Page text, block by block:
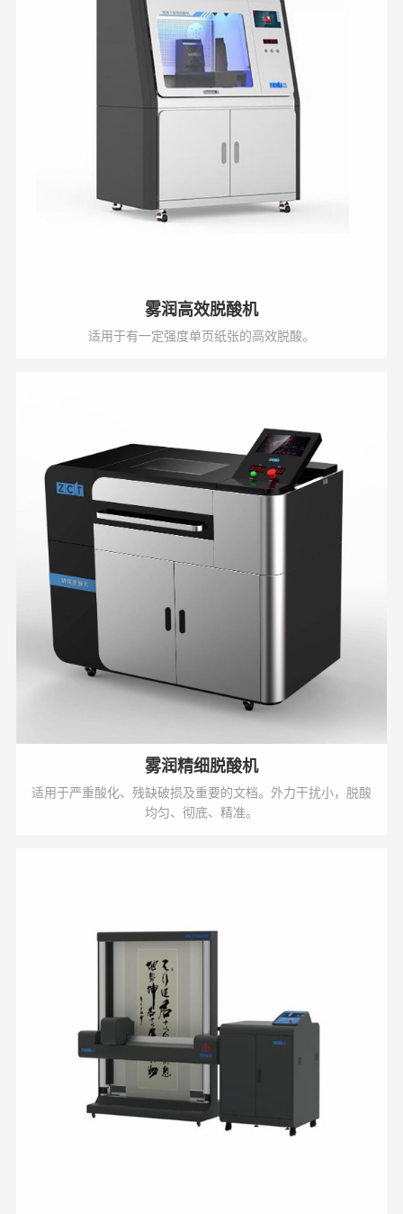
雾润高效脱酸机
适用于有一定强度单页纸张的高效脱酸。
雾润精细脱酸机
适用于严重酸化、残缺破损及重要的文档。外力干扰小，脱酸
均匀、彻底、精准。